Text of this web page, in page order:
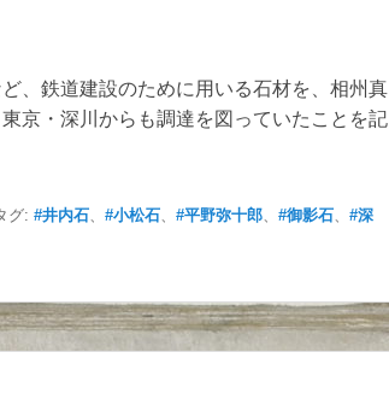
、鉄道建設のために用いる石材を、相州真
京・深川からも調達を図っていたことを記
グ: #井内石 #小松石 #平野弥十郎 #御影石
#深